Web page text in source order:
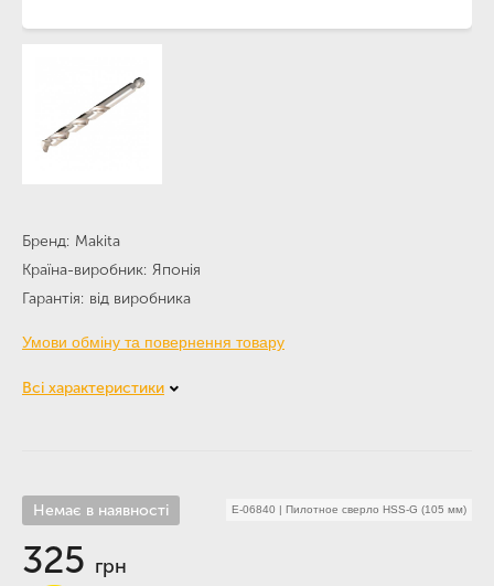
Бренд Makita
Країна-виробник Японія
Гарантія від виробника
Умови обміну та повернення товару
Всі характеристики
Немає в наявності E-06840 | Пилотное сверло HSS-G (105 мм)
325 грн